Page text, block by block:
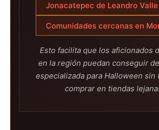
Jonacatepec de Leandro Valle
Comunidades cercanas en
Esto facilita que los aficionados
en la región puedan conseguir
especializada para Halloween sin
comprar en tiendas